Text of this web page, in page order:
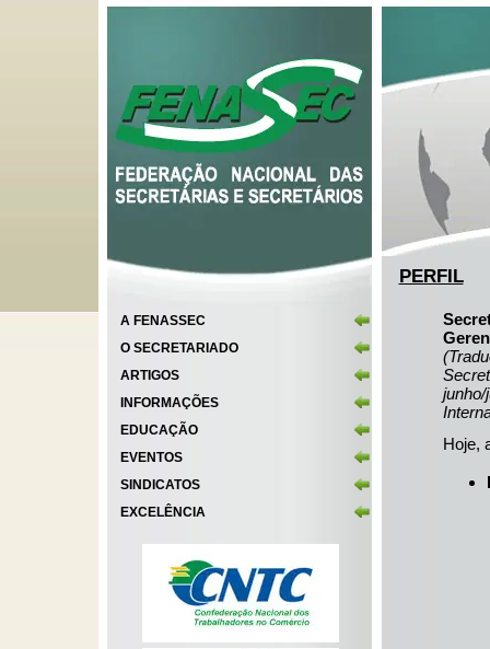
A FENASSEC
O SECRETARIADO
ARTIGOS
INFORMAÇÕES
EDUCAÇÃO
EVENTOS
SINDICATOS
EXCELÊNCIA
PERFIL
junho/
Hoje,